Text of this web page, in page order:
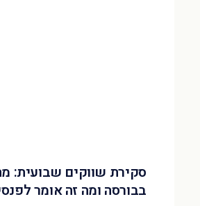
סקירת שווקים שבועית:
בבורסה ומה זה אומר